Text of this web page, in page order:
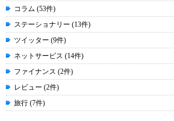
コラム (53件)
ステーショナリー (13件)
ツイッター (9件)
ネットサービス (14件)
ファイナンス (2件)
レビュー (2件)
旅行 (7件)